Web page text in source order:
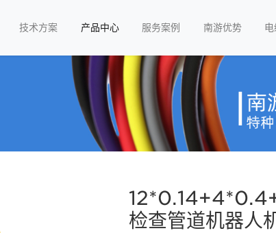
技术方案 产品中心 服务案例 南游优势
检查管道机器人